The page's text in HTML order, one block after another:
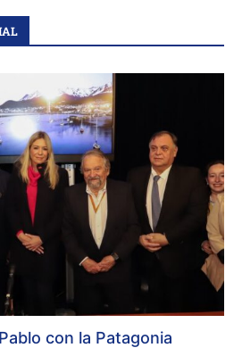
con la Patagonia